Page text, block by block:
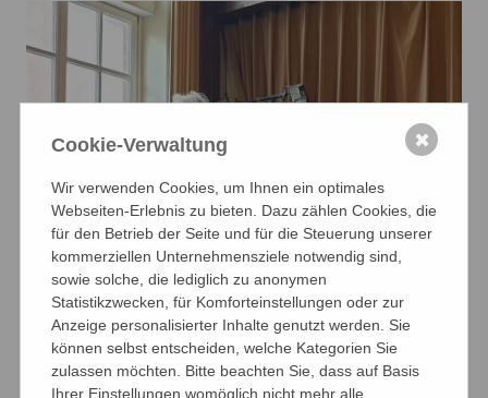
Cookie-Verwaltung
Wir verwenden Cookies, um Ihnen ein optimales
Webseiten-Erlebnis zu bieten. Dazu zählen Cookies, die
für den Betrieb der Seite und für die Steuerung unserer
kommerziellen Unternehmensziele notwendig sind,
sowie solche, die lediglich zu anonymen
Statistikzwecken, für Komforteinstellungen oder zur
Anzeige personalisierter Inhalte genutzt werden. Sie
können selbst entscheiden, welche Kategorien Sie
zulassen möchten. Bitte beachten Sie, dass auf Basis
Ihrer Einstellungen womöglich nicht mehr alle
✖